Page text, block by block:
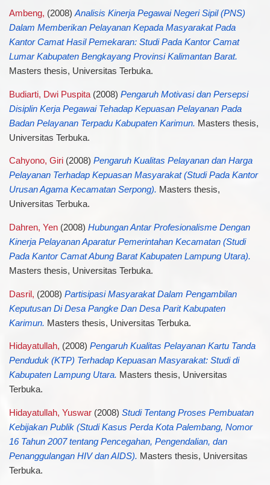
Ambeng, (2008) Analisis Kinerja Pegawai Negeri Sipil (PNS)
Dalam Memberikan Pelayanan Kepada Masyarakat Pada
Kantor Camat Hasil Pemekaran: Studi Pada Kantor Camat
Lumar Kabupaten Bengkayang Provinsi Kalimantan Barat.
Masters thesis, Universitas Terbuka.
Budiarti, Dwi Puspita(2008) Pengaruh Motivasi dan Persepsi
Disiplin Kerja Pegawai Tehadap Kepuasan Pelayanan Pada
Badan Pelayanan Terpadu Kabupaten Karimun. Masters thesis,
Universitas Terbuka.
Cahyono, Giri(2008) Pengaruh Kualitas Pelayanan dan Harga
Pelayanan Terhadap Kepuasan Masyarakat (Studi Pada Kantor
Urusan Agama Kecamatan Serpong). Masters thesis,
Universitas Terbuka.
Dahren, Yen(2008) Hubungan Antar Profesionalisme Dengan
Kinerja Pelayanan Aparatur Pemerintahan Kecamatan (Studi
Pada Kantor Camat Abung Barat Kabupaten Lampung Utara).
Masters thesis, Universitas Terbuka.
Dasril, (2008) Partisipasi Masyarakat Dalam Pengambilan
Keputusan Di Desa Pangke Dan Desa Parit Kabupaten
Karimun. Masters thesis, Universitas Terbuka.
Hidayatullah, (2008) Pengaruh Kualitas Pelayanan Kartu Tanda
Penduduk (KTP) Terhadap Kepuasan Masyarakat: Studi di
Kabupaten Lampung Utara. Masters thesis, Universitas
Terbuka.
Hidayatullah, Yuswar(2008) Studi Tentang Proses Pembuatan
Kebijakan Publik (Studi Kasus Perda Kota Palembang, Nomor
16 Tahun 2007 tentang Pencegahan, Pengendalian, dan
Penanggulangan HIV dan AIDS). Masters thesis, Universitas
Terbuka.